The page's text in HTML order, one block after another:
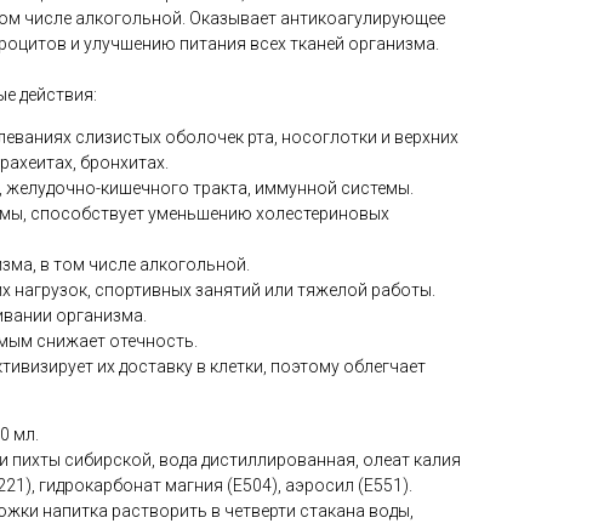
числе алкогольной. Оказывает антикоагулирующее
и улучшению питания всех тканей организма.
действия:
слизистых оболочек рта, носоглотки и верхних
бронхитах.
желудочно-кишечного тракта, иммунной системы.
способствует уменьшению холестериновых
в том числе алкогольной.
спортивных занятий или тяжелой работы.
организма.
снижает отечность.
их доставку в клетки, поэтому облегчает
мл.
сибирской, вода дистиллированная, олеат калия
гидрокарбонат магния (Е504), аэросил (Е551).
напитка растворить в четверти стакана воды,